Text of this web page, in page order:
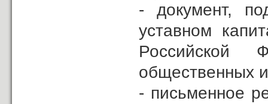
- документ,
уставном
Российской
общественных
- письменное